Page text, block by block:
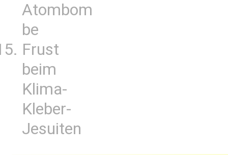
Atombom
be
Frust
beim
Klima-
Kleber-
Jesuiten